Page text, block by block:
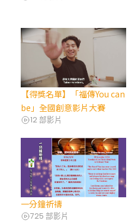
【得獎名單】「福傳You can
be」全國創意影片大賽
12 部影片
一分鐘祈禱
725 部影片